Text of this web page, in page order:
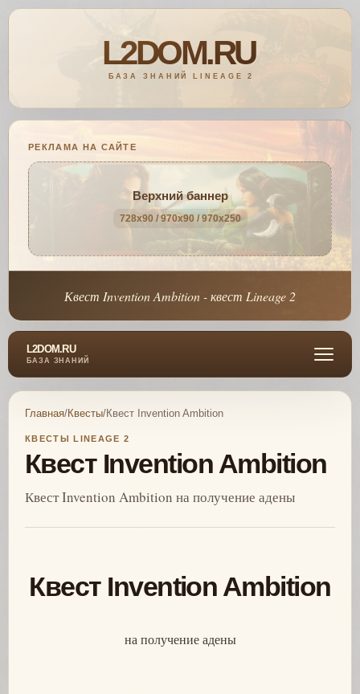
РЕКЛАМА НА САЙТЕ
Верхний баннер
728x90 / 970x90 / 970x250
Квест Invention Ambition - квест Lineage 2
L2DOM.RU
БАЗА ЗНАНИЙ
Главная/Квесты/Квест Invention Ambition
КВЕСТЫ LINEAGE 2
Квест Invention Ambition
Квест Invention Ambition на получение адены
Квест Invention Ambition
на получение адены